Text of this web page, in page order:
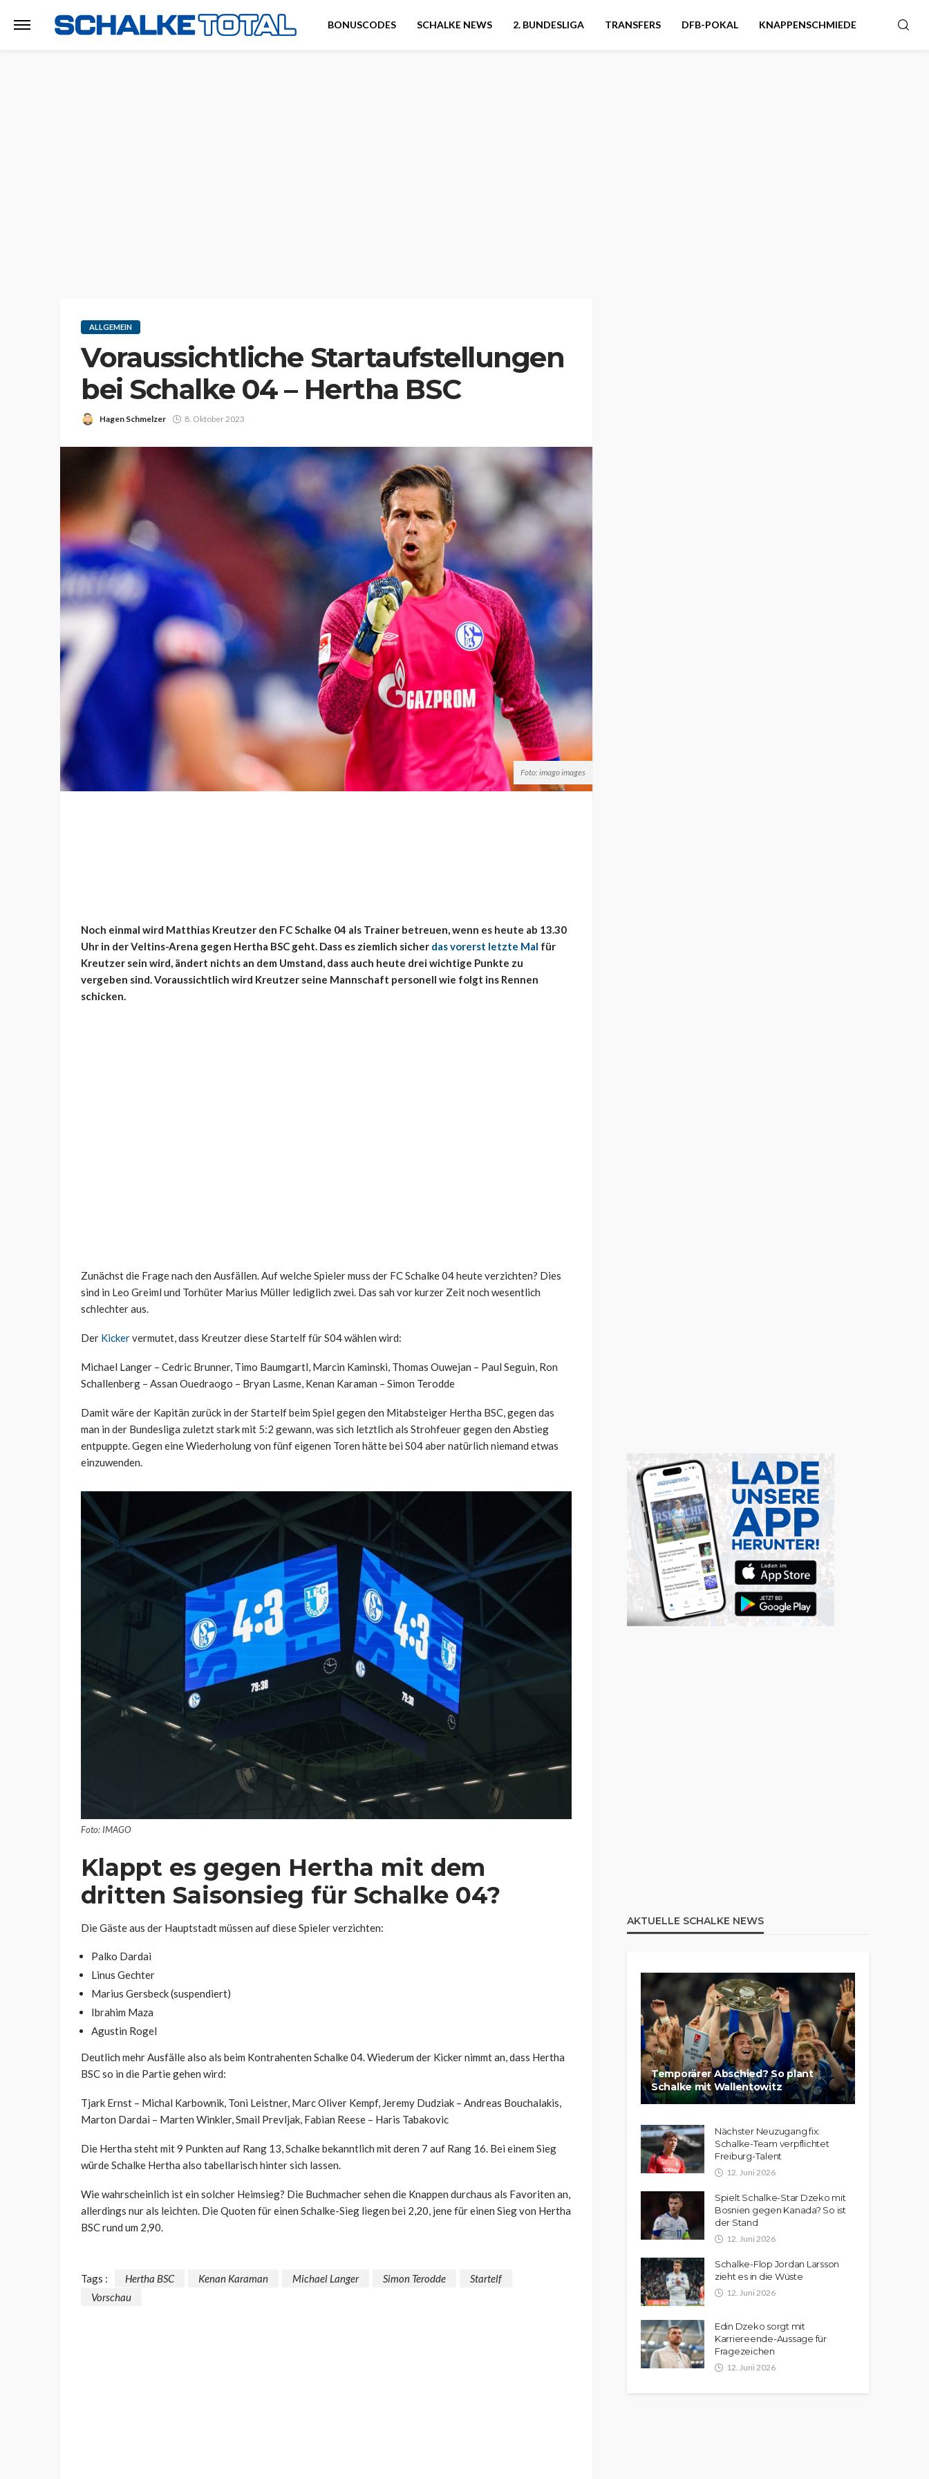
BONUSCODES SCHALKE NEWS 2. BUNDESLIGA TRANSFERS DFB-POKAL KNAPPENSCHMIEDE
ALLGEMEIN
Voraussichtliche Startaufstellungen
bei Schalke 04 – Hertha BSC
Hagen Schmelzer 8. Oktober 2023
Foto: imago images
Noch einmal wird Matthias Kreutzer den FC Schalke 04 als Trainer betreuen, wenn es heute ab 13.30
Uhr in der Veltins-Arena gegen Hertha BSC geht. Dass es ziemlich sicher das vorerst letzte Mal für
Kreutzer sein wird, ändert nichts an dem Umstand, dass auch heute drei wichtige Punkte zu
vergeben sind. Voraussichtlich wird Kreutzer seine Mannschaft personell wie folgt ins Rennen
schicken.
Zunächst die Frage nach den Ausfällen. Auf welche Spieler muss der FC Schalke 04 heute verzichten? Dies
sind in Leo Greiml und Torhüter Marius Müller lediglich zwei. Das sah vor kurzer Zeit noch wesentlich
schlechter aus.
Der Kickervermutet, dass Kreutzer diese Startelf für S04 wählen wird:
Michael Langer – Cedric Brunner, Timo Baumgartl, Marcin Kaminski, Thomas Ouwejan – Paul Seguin, Ron
Schallenberg – Assan Ouedraogo – Bryan Lasme, Kenan Karaman – Simon Terodde
Damit wäre der Kapitän zurück in der Startelf beim Spiel gegen den Mitabsteiger Hertha BSC, gegen das
man in der Bundesliga zuletzt stark mit 5:2 gewann, was sich letztlich als Strohfeuer gegen den Abstieg
entpuppte. Gegen eine Wiederholung von fünf eigenen Toren hätte bei S04 aber natürlich niemand etwas
einzuwenden.
Foto: IMAGO
Klappt es gegen Hertha mit dem
dritten Saisonsieg für Schalke 04?
Die Gäste aus der Hauptstadt müssen auf diese Spieler verzichten:
Palko Dardai
Linus Gechter
Marius Gersbeck (suspendiert)
Ibrahim Maza
Agustin Rogel
Deutlich mehr Ausfälle also als beim Kontrahenten Schalke 04. Wiederum der Kicker nimmt an, dass Hertha
BSC so in die Partie gehen wird:
Tjark Ernst – Michal Karbownik, Toni Leistner, Marc Oliver Kempf, Jeremy Dudziak – Andreas Bouchalakis,
Marton Dardai – Marten Winkler, Smail Prevljak, Fabian Reese – Haris Tabakovic
Die Hertha steht mit 9 Punkten auf Rang 13, Schalke bekanntlich mit deren 7 auf Rang 16. Bei einem Sieg
würde Schalke Hertha also tabellarisch hinter sich lassen.
Wie wahrscheinlich ist ein solcher Heimsieg? Die Buchmacher sehen die Knappen durchaus als Favoriten an,
allerdings nur als leichten. Die Quoten für einen Schalke-Sieg liegen bei 2,20, jene für einen Sieg von Hertha
BSC rund um 2,90.
Tags : Hertha BSC Kenan Karaman Michael Langer Simon Terodde
Startelf
Vorschau
AKTUELLE SCHALKE NEWS
Temporärer Abschied? So plant
Schalke mit Wallentowitz
Nächster Neuzugang fix:
Schalke-Team verpflichtet
Freiburg-Talent
12. Juni 2026
Spielt Schalke-Star Dzeko mit
Bosnien gegen Kanada? So ist
der Stand
12. Juni 2026
Schalke-Flop Jordan Larsson
zieht es in die Wüste
12. Juni 2026
Edin Dzeko sorgt mit
Karriereende-Aussage für
Fragezeichen
12. Juni 2026